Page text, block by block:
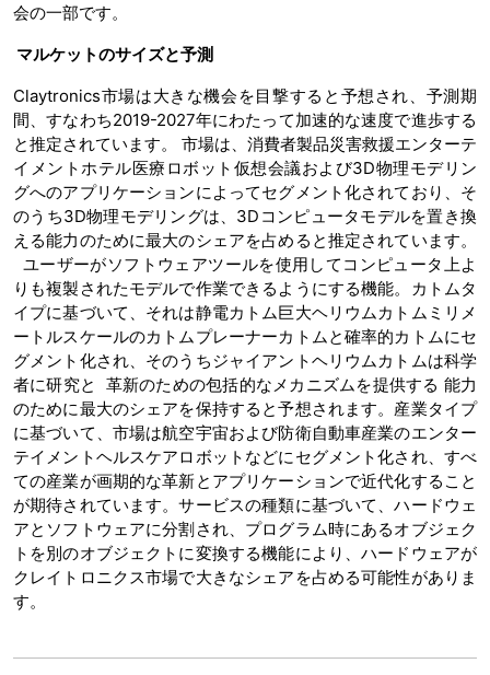
会の一部です。
マルケットのサイズと予測
Claytronics市場は大きな機会を目撃すると予想され、予測期
間、すなわち2019-2027年にわたって加速的な速度で進歩する
と推定されています。 市場は、消費者製品災害救援エンターテ
イメントホテル医療ロボット仮想会議および3D物理モデリン
グへのアプリケーションによってセグメント化されており、そ
のうち3D物理モデリングは、3Dコンピュータモデルを置き換
える能力のために最大のシェアを占めると推定されています。
ユーザーがソフトウェアツールを使用してコンピュータ上よ
りも複製されたモデルで作業できるようにする機能。カトムタ
イプに基づいて、それは静電カトム巨大ヘリウムカトムミリメ
ートルスケールのカトムプレーナーカトムと確率的カトムにセ
グメント化され、そのうちジャイアントヘリウムカトムは科学
者に研究と 革新のための包括的なメカニズムを提供する 能力
のために最大のシェアを保持すると予想されます。産業タイプ
に基づいて、市場は航空宇宙および防衛自動車産業のエンター
テイメントヘルスケアロボットなどにセグメント化され、すべ
ての産業が画期的な革新とアプリケーションで近代化すること
が期待されています。サービスの種類に基づいて、ハードウェ
アとソフトウェアに分割され、プログラム時にあるオブジェク
トを別のオブジェクトに変換する機能により、ハードウェアが
クレイトロニクス市場で大きなシェアを占める可能性がありま
す。